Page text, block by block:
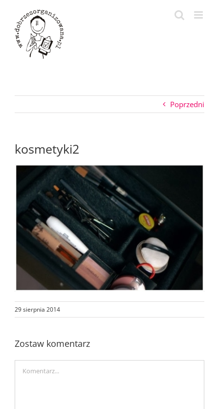
zawartości
Poprzedni
kosmetyki2
29 sierpnia 2014
Zostaw komentarz